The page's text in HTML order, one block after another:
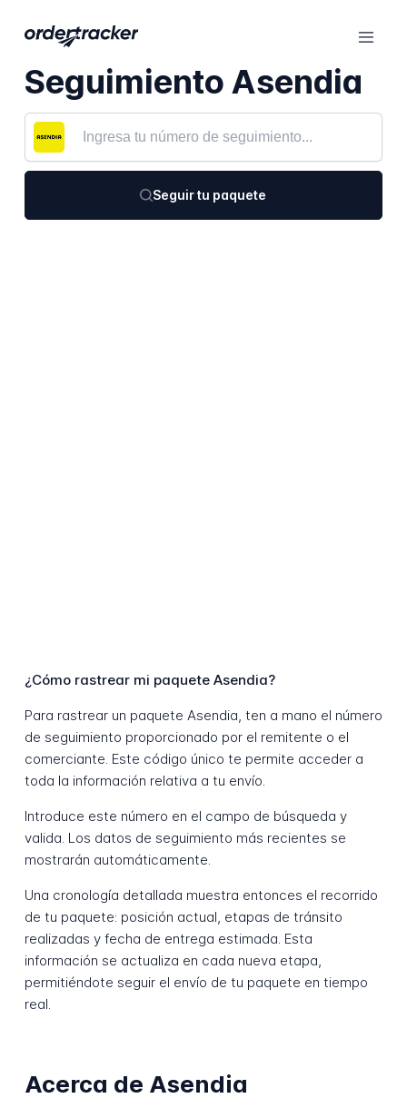
Seguimiento Asendia
Seguir tu paquete
¿Cómo rastrear mi paquete Asendia?
Para rastrear un paquete Asendia, ten a mano el número
de seguimiento proporcionado por el remitente o el
comerciante. Este código único te permite acceder a
toda la información relativa a tu envío.
Introduce este número en el campo de búsqueda y
valida. Los datos de seguimiento más recientes se
mostrarán automáticamente.
Una cronología detallada muestra entonces el recorrido
de tu paquete: posición actual, etapas de tránsito
realizadas y fecha de entrega estimada. Esta
información se actualiza en cada nueva etapa,
permitiéndote seguir el envío de tu paquete en tiempo
real.
Acerca de Asendia